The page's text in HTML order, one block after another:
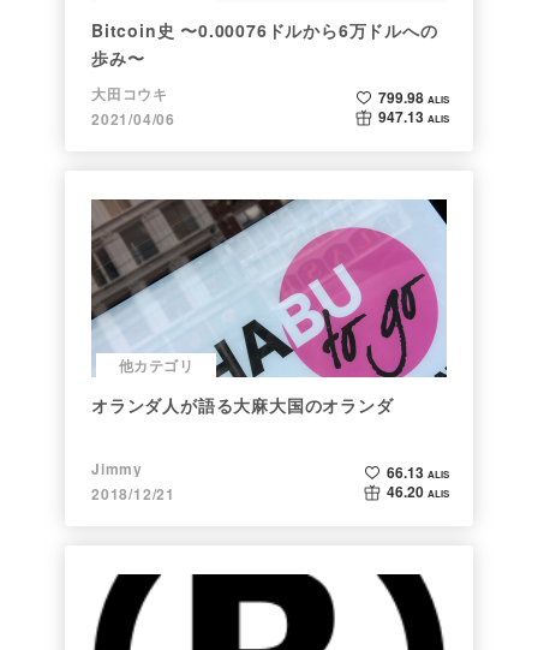
Bitcoin史 〜0.00076ドルから6万ドルへの
歩み〜
大田コウキ
2021/04/06
799.98 ALIS
947.13 ALIS
他カテゴリ
オランダ人が語る大麻大国のオランダ
Jimmy
2018/12/21
66.13 ALIS
46.20 ALIS